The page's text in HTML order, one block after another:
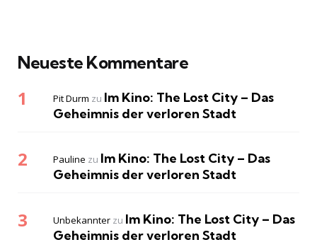
Neueste Kommentare
Pit Durm zu Im Kino: The Lost City – Das
Geheimnis der verloren Stadt
Pauline zu Im Kino: The Lost City – Das
Geheimnis der verloren Stadt
Unbekannter zu Im Kino: The Lost City – Das
Geheimnis der verloren Stadt